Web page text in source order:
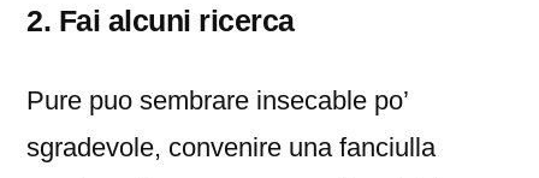
2. Fai alcuni ricerca
Pure puo sembrare insecable po’
sgradevole, convenire una fanciulla